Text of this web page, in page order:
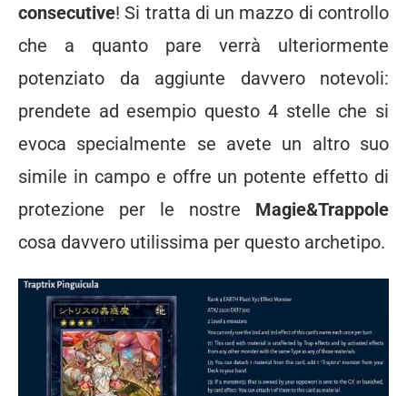
consecutive! Si tratta di un mazzo di controllo
che a quanto pare verrà ulteriormente
potenziato da aggiunte davvero notevoli:
prendete ad esempio questo 4 stelle che si
evoca specialmente se avete un altro suo
simile in campo e offre un potente effetto di
protezione per le nostre Magie&Trappole
cosa davvero utilissima per questo archetipo.